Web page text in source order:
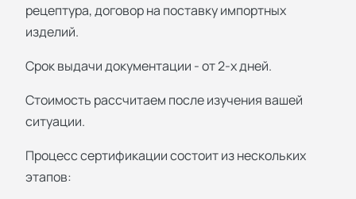
рецептура, договор на поставку импортных
изделий.
Срок выдачи документации - от 2-х дней.
Стоимость рассчитаем после изучения вашей
ситуации.
Процесс сертификации состоит из нескольких
этапов: